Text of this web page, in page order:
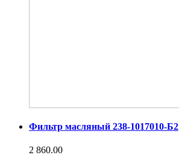
Фильтр масляный 238-1017010-Б2
2 860.00